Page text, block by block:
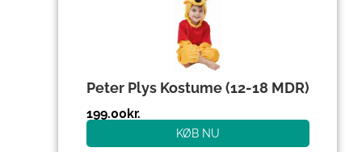
Peter Plys Kostume (12-18 MDR)
199.00kr.
KØB NU